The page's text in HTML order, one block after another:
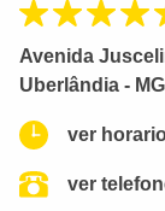
Avenida
Uberlândia - MG
ver
ver